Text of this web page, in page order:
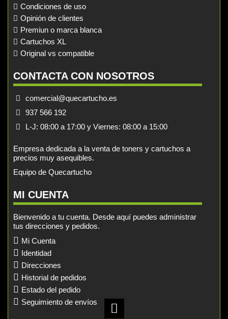
Condiciones de uso
Opinión de clientes
Premiun o marca blanca
Cartuchos XL
Original vs compatible
CONTACTA CON NOSOTROS
comercial@quecartucho.es
937 566 192
L-J: 08:00 a 17:00 y Viernes: 08:00 a 15:00
Empresa dedicada a la venta de toners y cartuchos a
precios muy asequibles.
Equipo de Quecartucho
MI CUENTA
Bienvenido a tu cuenta. Desde aquí puedes administrar
tus direcciones y pedidos.
Mi Cuenta
Identidad
Direcciones
Historial de pedidos
Estado del pedido
Seguimiento de envíos